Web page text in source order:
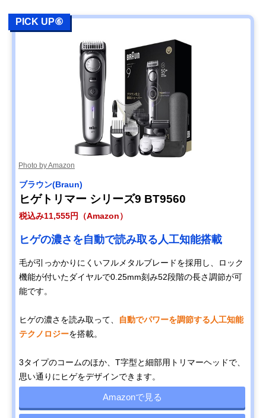
PICK UP⑥
Photo by Amazon
ブラウン(Braun)
ヒゲトリマー シリーズ9 BT9560
税込み11,555円（Amazon）
ヒゲの濃さを自動で読み取る人工知能搭載
毛が引っかかりにくいフルメタルブレードを採用し、ロック
機能が付いたダイヤルで0.25mm刻み52段階の長さ調節が可
能です。
ヒゲの濃さを読み取って、
自動でパワーを調節する人工知能
テクノロジーを搭載。
3タイプのコームのほか、T字型と細部用トリマーヘッドで、
思い通りにヒゲをデザインできます。
Amazonで見る